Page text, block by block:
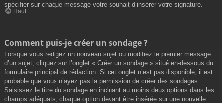
spécifier sur chaque message votre souhait d’insérer votre signature.
Haut
Comment puis-je créer un sondage ?
Lorsque vous rédigez un nouveau sujet ou modifiez le premier message
d’un sujet, cliquez sur l’onglet « Créer un sondage » situé en-dessous du
formulaire principal de rédaction. Si cet onglet n’est pas disponible, il est
probable que vous n’ayez pas la permission de créer des sondages.
Saisissez le titre du sondage en incluant au moins deux options dans les
champs adéquats, chaque option devant être insérée sur une nouvelle